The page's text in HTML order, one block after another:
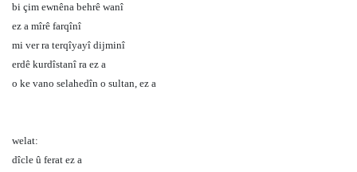
bi çim ewnêna behrê wanî
ez a mîrê farqînî
mi ver ra terqîyayî dijminî
erdê kurdîstanî ra ez a
o ke vano selahedîn o sultan, ez a
welat:
dîcle û ferat ez a